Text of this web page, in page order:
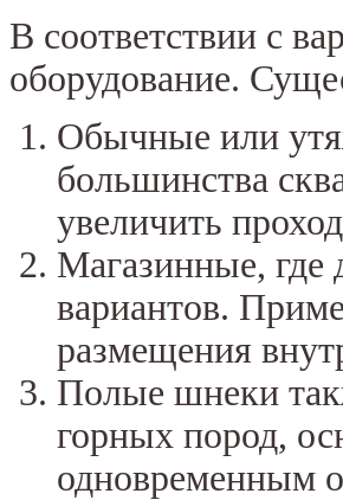
В соответствии с
оборудование.
Обычные или
большинства
увеличить
Магазинные, где
вариантов.
размещения
Полые шнеки
горных пород,
одновременным